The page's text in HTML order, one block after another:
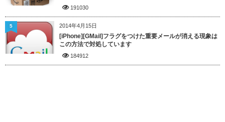
191030
2014年4月15日
[iPhone][GMail]フラグをつけた重要メールが消える現象は
この方法で対処しています
184912
5